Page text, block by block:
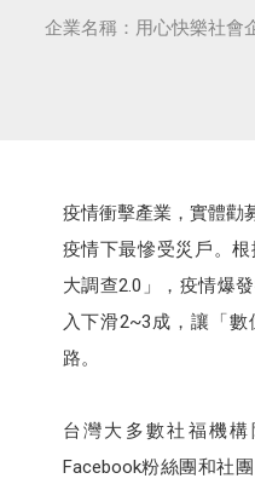
企業名稱：用心快樂社會
疫情衝擊產業，實體勸
疫情下最慘受災戶。
大調查2.0」，疫情爆
入下滑2~3成，讓「
路。
台灣大多數社福機
Facebook粉絲團和社